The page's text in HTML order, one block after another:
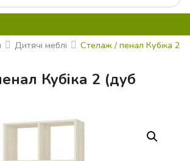
Дитячі меблі
Стелаж / пенал Кубіка 2
Кубіка 2 (дуб